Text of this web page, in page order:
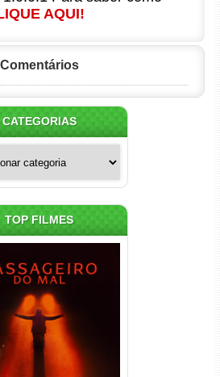
AQUI!
Comentários
CATEGORIAS
TOP FILMES
do Mal Torrent
WEB-DL 1080p Dual